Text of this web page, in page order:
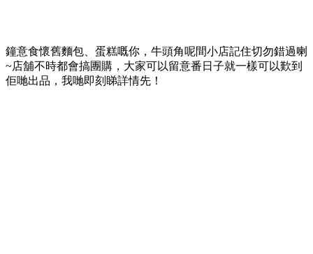
鐘意食懷舊麵包、蛋糕嘅你，牛頭角呢間小店記住切勿錯過喇
~店舖不時都會搞團購，大家可以留意番日子就一樣可以歎到
佢哋出品，我哋即刻睇詳情先！